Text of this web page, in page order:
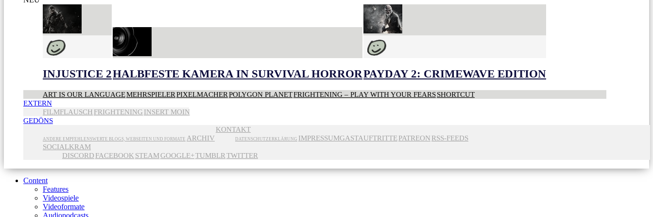
INJUSTICE 2HALBFESTE KAMERA IN SURVIVAL HORRORPAYDAY 2: CRIMEWAVE EDITION
ART IS OUR LANGUAGEMEHRSPIELERPIXELMACHERPOLYGON PLANETFRIGHTENING – PLAY WITH YOUR FEARSSHORTCUT
EXTERN
FILMFLAUSCH FRIGHTENING INSERT MOIN
GEDÖNS
ANDERE EMPFEHLENSWERTE BLOGS, WEBSEITEN UND FORMATE ARCHIV
KONTAKT
DATENSCHUTZERKLÄRUNG IMPRESSUMGASTAUFTRITTEPATREON RSS-FEEDS
SOCIALKRAM
DISCORD FACEBOOK STEAMGOOGLE+TUMBLRTWITTER
Content
Features
Videospiele
Videoformate